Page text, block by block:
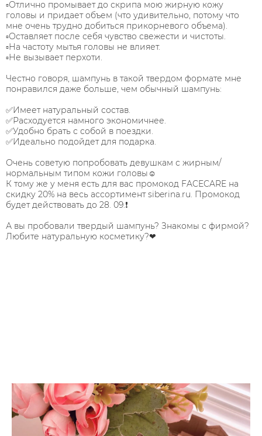
▫Отлично промывает до скрипа мою жирную кожу
головы и придает объем (что удивительно, потому что
мне очень трудно добиться прикорневого объема).⠀
▫Оставляет после себя чувство свежести и чистоты.⠀
▫На частоту мытья головы не влияет.⠀
▫Не вызывает перхоти.⠀
Честно говоря, шампунь в такой твердом формате мне
понравился даже больше, чем обычный шампунь:⠀
✅Имеет натуральный состав.⠀
✅Расходуется намного экономичнее.⠀
✅Удобно брать с собой в поездки.⠀
✅Идеально подойдет для подарка.⠀
Очень советую попробовать девушкам с жирным/
нормальным типом кожи головы☺⠀
К тому же у меня есть для вас промокод FACECARE на
скидку 20% на весь ассортимент siberina.ru. Промокод
будет действовать до 28. 09.❗⠀
А вы пробовали твердый шампунь? Знакомы с фирмой?
Любите натуральную косметику?❤